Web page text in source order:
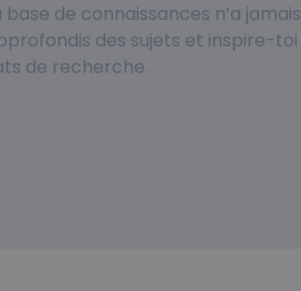
de connaissances n’a jamais
des sujets et inspire-toi
de recherche.